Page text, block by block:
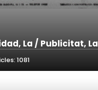
La / Publicitat, La
1081